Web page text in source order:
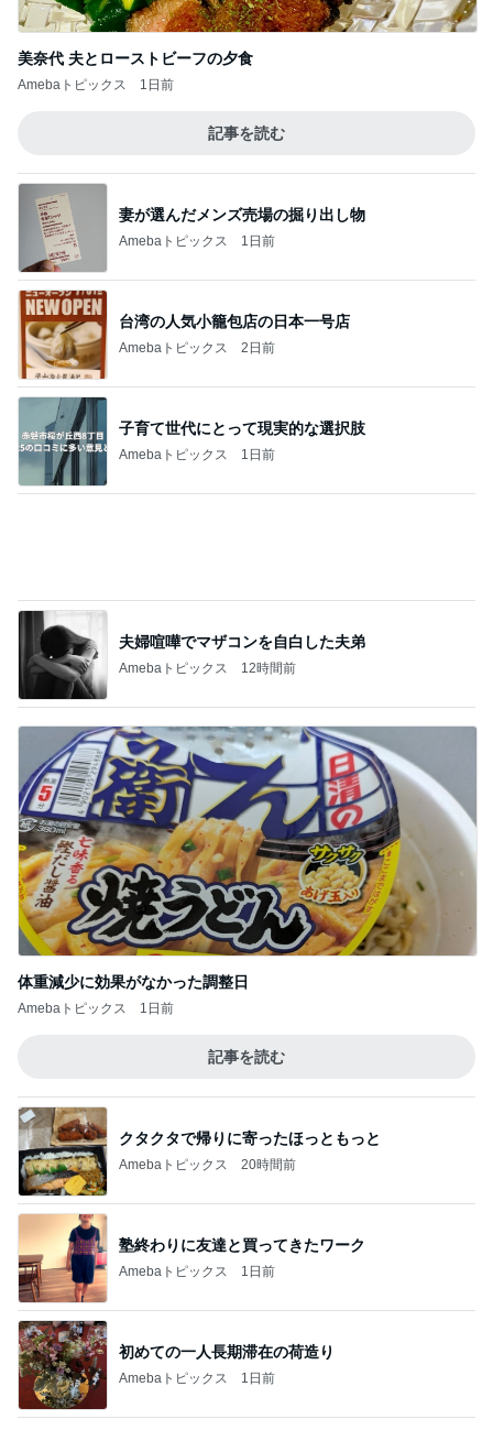
美奈代 夫とローストビーフの夕食
Amebaトピックス 1日前
記事を読む
妻が選んだメンズ売場の掘り出し物
Amebaトピックス 1日前
台湾の人気小籠包店の日本一号店
Amebaトピックス 2日前
子育て世代にとって現実的な選択肢
Amebaトピックス 1日前
夫婦喧嘩でマザコンを自白した夫弟
Amebaトピックス 12時間前
体重減少に効果がなかった調整日
Amebaトピックス 1日前
記事を読む
クタクタで帰りに寄ったほっともっと
Amebaトピックス 20時間前
塾終わりに友達と買ってきたワーク
Amebaトピックス 1日前
初めての一人長期滞在の荷造り
Amebaトピックス 1日前